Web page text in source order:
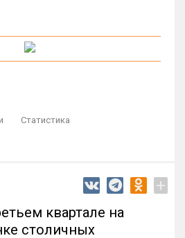
Статистика
+
квартале на
столичных